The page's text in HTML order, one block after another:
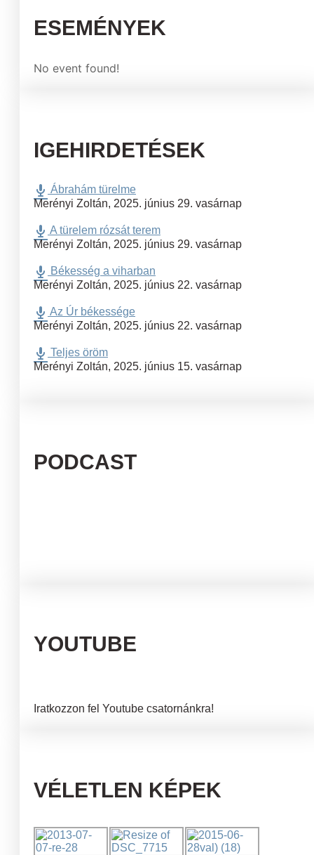
ESEMÉNYEK
No event found!
IGEHIRDETÉSEK
Ábrahám türelme
Merényi Zoltán, 2025. június 29. vasárnap
A türelem rózsát terem
Merényi Zoltán, 2025. június 29. vasárnap
Békesség a viharban
Merényi Zoltán, 2025. június 22. vasárnap
Az Úr békessége
Merényi Zoltán, 2025. június 22. vasárnap
Teljes öröm
Merényi Zoltán, 2025. június 15. vasárnap
PODCAST
YOUTUBE
Iratkozzon fel Youtube csatornánkra!
VÉLETLEN KÉPEK